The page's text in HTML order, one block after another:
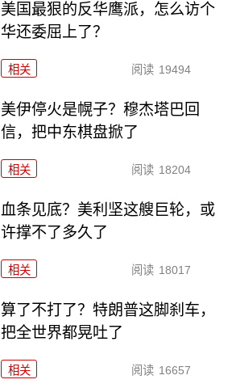
美国最狠的反华鹰派，怎么访个
华还委屈上了？
相关 阅读 19494
美伊停火是幌子？穆杰塔巴回
信，把中东棋盘掀了
相关 阅读 18204
血条见底？美利坚这艘巨轮，或
许撑不了多久了
相关 阅读 18017
算了不打了？特朗普这脚刹车，
把全世界都晃吐了
相关 阅读 16657